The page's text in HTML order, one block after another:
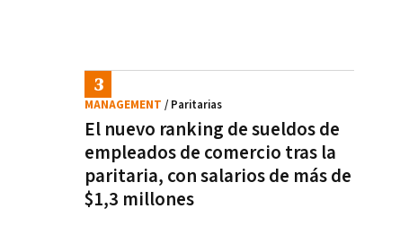
El nuevo ranking de sueldos de
empleados de comercio tras la
paritaria, con salarios de más de
$1,3 millones
MANAGEMENT / Paritarias